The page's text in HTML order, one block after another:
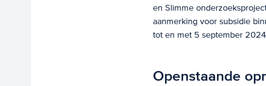
en Slimme
aanmerking voor subsidie
tot en met 5 september
Openstaande